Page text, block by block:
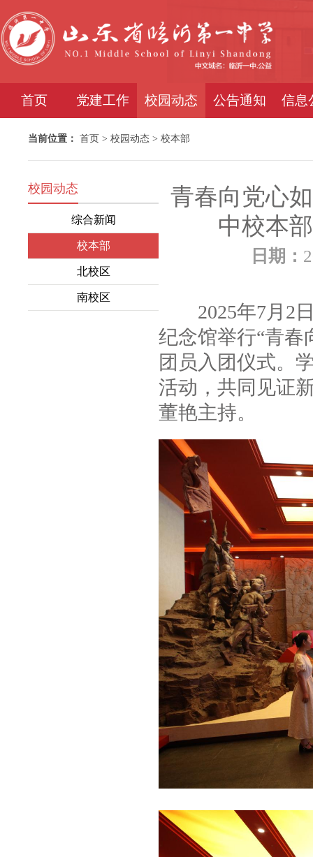
首页 党建工作 校园动态 公告通知 信息
当前位置： 首页 > 校园动态 > 校本部
校园动态
综合新闻
校本部
北校区
南校区
青春向党心
中校本
日期：
2025年7月2日
纪念馆举行“青春
团员入团仪式。
活动，共同见证
董艳主持。